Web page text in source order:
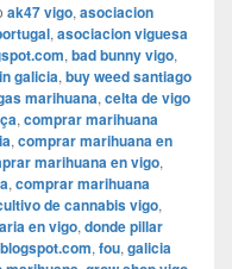
ak47 vigo, asociacion
, asociacion viguesa
, bad bunny vigo,
galicia, buy weed santiago
marihuana, celta de vigo
, comprar marihuana
, comprar marihuana en
marihuana en vigo,
, comprar marihuana
de cannabis vigo,
en vigo, donde pillar
, fou, galicia